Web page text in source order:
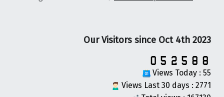
Our Visitors since Oct 4th 2023
Views Today : 55
Views Last 30 days : 2771